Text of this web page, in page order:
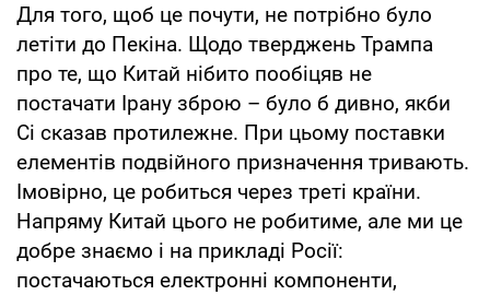
Для того, щоб це почути, не потрібно було
летіти до Пекіна. Щодо тверджень Трампа
про те, що Китай нібито пообіцяв не
постачати Ірану зброю – було б дивно, якби
Сі сказав протилежне. При цьому поставки
елементів подвійного призначення тривають.
Імовірно, це робиться через треті країни.
Напряму Китай цього не робитиме, але ми це
добре знаємо і на прикладі Росії:
постачаються електронні компоненти,